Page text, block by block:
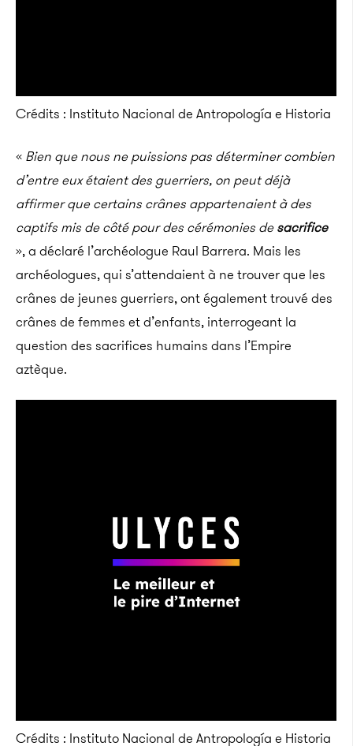
Crédits : Instituto Nacional de Antropología e Historia
« Bien que nous ne puissions pas déterminer combien
d’entre eux étaient des guerriers, on peut déjà
affirmer que certains crânes appartenaient à des
captifs mis de côté pour des cérémonies desacrifice
», a déclaré l’archéologue Raul Barrera. Mais les
archéologues, qui s’attendaient à ne trouver que les
crânes de jeunes guerriers, ont également trouvé des
crânes de femmes et d’enfants, interrogeant la
question des sacrifices humains dans l’Empire
aztèque.
Crédits : Instituto Nacional de Antropología e Historia